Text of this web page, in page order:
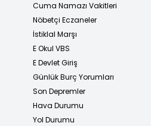
Cuma Namazı Vakitleri
Nöbetçi Eczaneler
İstiklal Marşı
E Okul VBS
E Devlet Giriş
Günlük Burç Yorumları
Son Depremler
Hava Durumu
Yol Durumu